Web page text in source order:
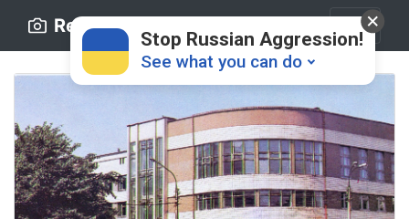
Retro.ck.ua
Stop Russian Aggression!
See what you can do